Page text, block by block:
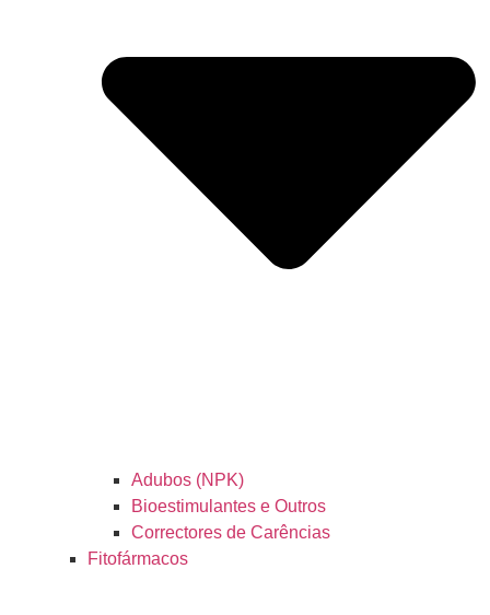
Adubos (NPK)
Bioestimulantes e Outros
Correctores de Carências
Fitofármacos